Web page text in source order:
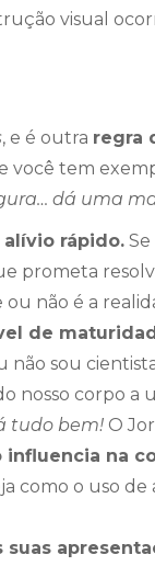
visual
, e é outra regra
você tem
dá uma
alívio rápido.
prometa
não é a
de
não sou
nosso corpo a
tudo bem! O
influencia na
como o uso